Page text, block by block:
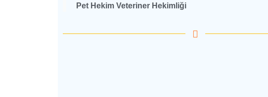
Pet Hekim Veteriner Hekimliği